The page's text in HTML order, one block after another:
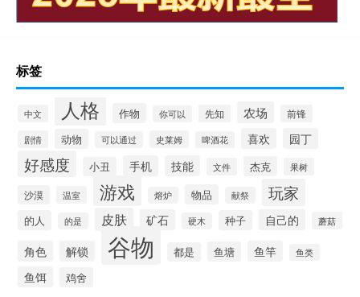
标签
中文 人格 作物 你可以 先知 农场
前锋
剧情
动物 可以通过 史莱姆 啤酒花 喜欢 园丁
好感度 小丑 手机 技能 文件 杰克 果树
沙漠 温室 游戏 熔炉 物品 献祭 玩家
的人 的是 皮肤 矿石 硬木 种子 自己的 蘑菇
角色 解锁 谷物 都是 鱼塘 鱼竿 鱼类
鱼饵 鸡舍